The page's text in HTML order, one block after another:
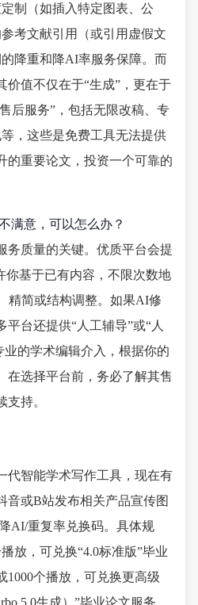
制（如插入特定图表、公
考文献引用（或引用虚假文
降重和降AI率服务保障。而
价值不仅在于“生成”，更在于
后服务”，包括无限改稿、专
，这些是免费工具无法提供
的重要论文，投资一个可靠的
满意，可以怎么办？
务质量的关键。优质平台会提
你基于已有内容，不限次数地
精简或结构调整。如果AI修
台还提供“人工辅导”或“人
的学术编辑介入，根据你的
在选择平台前，务必了解其售
支持。
代智能学术写作工具，现在有
音或B站发布相关产品宣传图
AI/重复率兑换码。具体规
放，可兑换“4.0标准版”毕业
1000个播放，可兑换更高级